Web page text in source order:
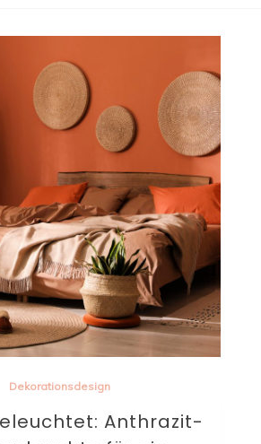
Dekorationsdesign
Anthrazit-